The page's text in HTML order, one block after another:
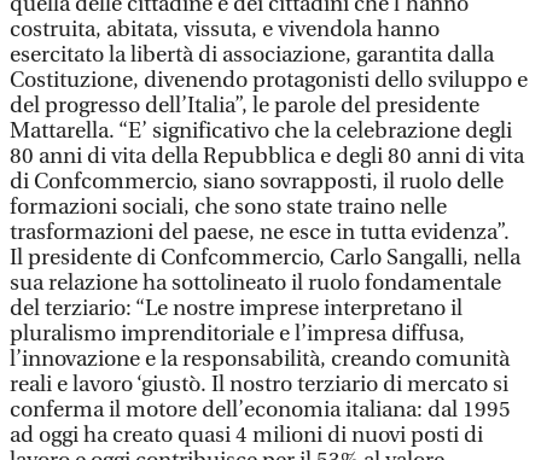
costruita, abitata, vissuta, e vivendola hanno
esercitato la libertà di associazione, garantita dalla
Costituzione, divenendo protagonisti dello sviluppo e
del progresso dell’Italia”, le parole del presidente
Mattarella. “E’ significativo che la celebrazione degli
80 anni di vita della Repubblica e degli 80 anni di vita
di Confcommercio, siano sovrapposti, il ruolo delle
formazioni sociali, che sono state traino nelle
trasformazioni del paese, ne esce in tutta evidenza”.
Il presidente di Confcommercio, Carlo Sangalli, nella
sua relazione ha sottolineato il ruolo fondamentale
del terziario: “Le nostre imprese interpretano il
pluralismo imprenditoriale e l’impresa diffusa,
l’innovazione e la responsabilità, creando comunità
reali e lavoro ‘giustò. Il nostro terziario di mercato si
conferma il motore dell’economia italiana: dal 1995
ad oggi ha creato quasi 4 milioni di nuovi posti di